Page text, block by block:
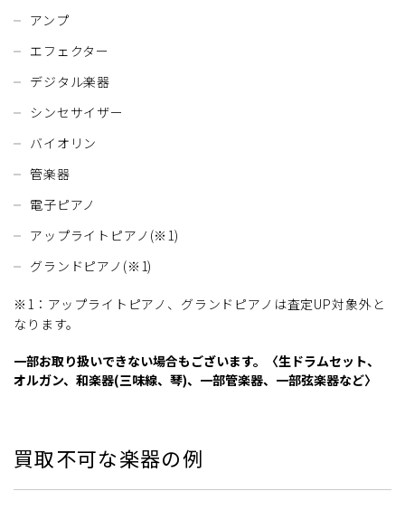
アンプ
エフェクター
デジタル楽器
シンセサイザー
バイオリン
管楽器
電子ピアノ
アップライトピアノ(※1)
グランドピアノ(※1)
※1：アップライトピアノ、グランドピアノは査定UP対象外と
なります。
一部お取り扱いできない場合もございます。〈生ドラムセット、
オルガン、和楽器(三味線、琴)、一部管楽器、一部弦楽器など〉
買取不可な楽器の例